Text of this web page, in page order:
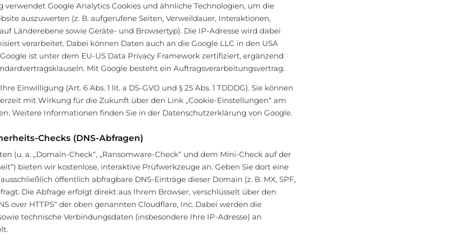
Google Analytics Cookies und ähnliche Technologien, um die
auszuwerten (z. B. aufgerufene Seiten, Verweildauer, Interaktionen,
Länderebene sowie Geräte- und Browsertyp). Die IP-Adresse wird dabei
verarbeitet. Dabei können Daten auch an die Google LLC in den USA
ist unter dem EU-US Data Privacy Framework zertifiziert, ergänzend
Mit Google besteht ein Auftragsverarbeitungsvertrag.
Einwilligung (Art. 6 Abs. 1 lit. a DS-GVO und § 25 Abs. 1 TDDDG). Sie können
mit Wirkung für die Zukunft über den Link „Cookie-Einstellungen“ am
Weitere Informationen finden Sie in der Datenschutzerklärung von Google.
Checks (DNS-Abfragen)
(u. a. „Domain-Check“, „Ransomware-Check“ und dem Mini-Check auf der
bieten wir kostenlose, interaktive Prüfwerkzeuge an. Geben Sie dort eine
öffentlich abfragbare DNS-Einträge dieser Domain (z. B. MX, SPF,
Die Abfrage erfolgt direkt aus Ihrem Browser, verschlüsselt über den
over HTTPS“ der oben genannten Cloudflare, Inc. Dabei werden die
technische Verbindungsdaten (insbesondere Ihre IP-Adresse) an